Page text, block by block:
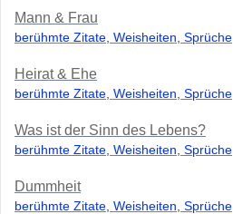
Mann & Frau
berühmte Zitate, Weisheiten, Sprüche
Heirat & Ehe
berühmte Zitate, Weisheiten, Sprüche
Was ist der Sinn des Lebens?
berühmte Zitate, Weisheiten, Sprüche
Dummheit
berühmte Zitate, Weisheiten, Sprüche